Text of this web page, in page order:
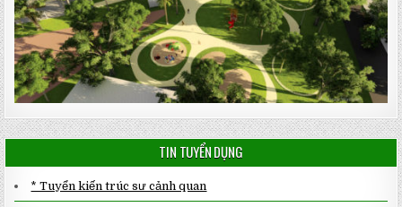
TIN TUYỂN DỤNG
* Tuyển kiến trúc sư cảnh quan